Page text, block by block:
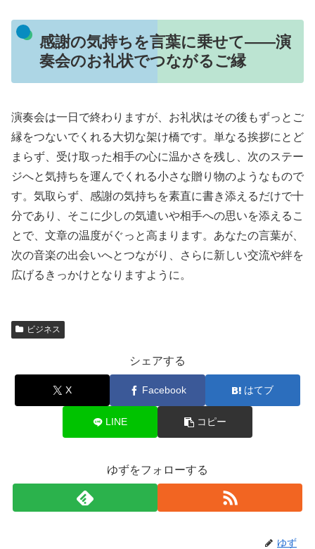
感謝の気持ちを言葉に乗せて――演
奏会のお礼状でつながるご縁
演奏会は一日で終わりますが、お礼状はその後もずっとご
縁をつないでくれる大切な架け橋です。単なる挨拶にとど
まらず、受け取った相手の心に温かさを残し、次のステー
ジへと気持ちを運んでくれる小さな贈り物のようなもので
す。気取らず、感謝の気持ちを素直に書き添えるだけで十
分であり、そこに少しの気遣いや相手への思いを添えるこ
とで、文章の温度がぐっと高まります。あなたの言葉が、
次の音楽の出会いへとつながり、さらに新しい交流や絆を
広げるきっかけとなりますように。
ビジネス
シェアする
X Facebook はてブ
LINE コピー
ゆずをフォローする
ゆず